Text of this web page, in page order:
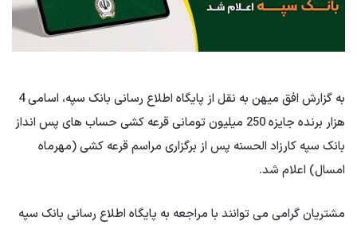
به گزارش افق میهن به نقل از پایگاه اطلاع رسانی بانک سپه، اسامی 4
هزار برنده جایزه 250 میلیون تومانی قرعه کشی حساب های پس انداز
بانک سپه کارزاد الحسنه پس از برگزاری مراسم قرعه کشی (مهرماه
امسال) اعلام شد.
مشتریان گرامی می توانند با مراجعه به پایگاه اطلاع رسانی بانک سپه